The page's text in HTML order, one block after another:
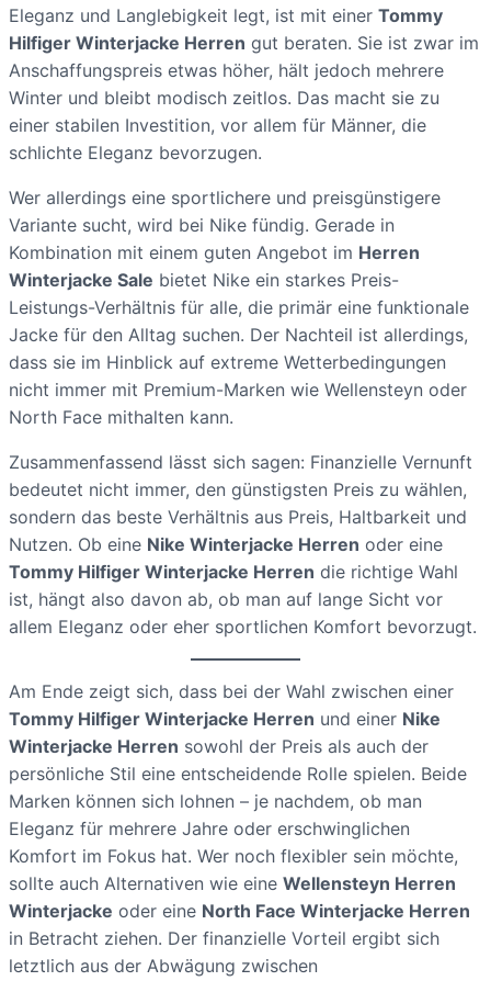
Eleganz und Langlebigkeit legt, ist mit einer Tommy
Hilfiger Winterjacke Herren gut beraten. Sie ist zwar im
Anschaffungspreis etwas höher, hält jedoch mehrere
Winter und bleibt modisch zeitlos. Das macht sie zu
einer stabilen Investition, vor allem für Männer, die
schlichte Eleganz bevorzugen.
Wer allerdings eine sportlichere und preisgünstigere
Variante sucht, wird bei Nike fündig. Gerade in
Kombination mit einem guten Angebot im Herren
Winterjacke Sale bietet Nike ein starkes Preis-
Leistungs-Verhältnis für alle, die primär eine funktionale
Jacke für den Alltag suchen. Der Nachteil ist allerdings,
dass sie im Hinblick auf extreme Wetterbedingungen
nicht immer mit Premium-Marken wie Wellensteyn oder
North Face mithalten kann.
Zusammenfassend lässt sich sagen: Finanzielle Vernunft
bedeutet nicht immer, den günstigsten Preis zu wählen,
sondern das beste Verhältnis aus Preis, Haltbarkeit und
Nutzen. Ob eine Nike Winterjacke Herren oder eine
Tommy Hilfiger Winterjacke Herren die richtige Wahl
ist, hängt also davon ab, ob man auf lange Sicht vor
allem Eleganz oder eher sportlichen Komfort bevorzugt.
Am Ende zeigt sich, dass bei der Wahl zwischen einer
Tommy Hilfiger Winterjacke Herren und einer Nike
Winterjacke Herren sowohl der Preis als auch der
persönliche Stil eine entscheidende Rolle spielen. Beide
Marken können sich lohnen – je nachdem, ob man
Eleganz für mehrere Jahre oder erschwinglichen
Komfort im Fokus hat. Wer noch flexibler sein möchte,
sollte auch Alternativen wie eine Wellensteyn Herren
Winterjacke oder eine North Face Winterjacke Herren
in Betracht ziehen. Der finanzielle Vorteil ergibt sich
letztlich aus der Abwägung zwischen